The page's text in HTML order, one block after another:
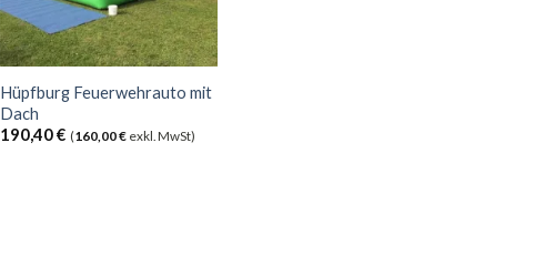
Hüpfburg Feuerwehrauto mit
Dach
190,40€ (160,00€ exkl. MwSt)